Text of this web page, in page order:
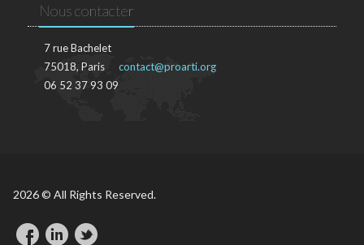
Nous contacter
7 rue Bachelet
75018, Paris
06 52 37 93 09
contact@proarti.org
2026 © All Rights Reserved.